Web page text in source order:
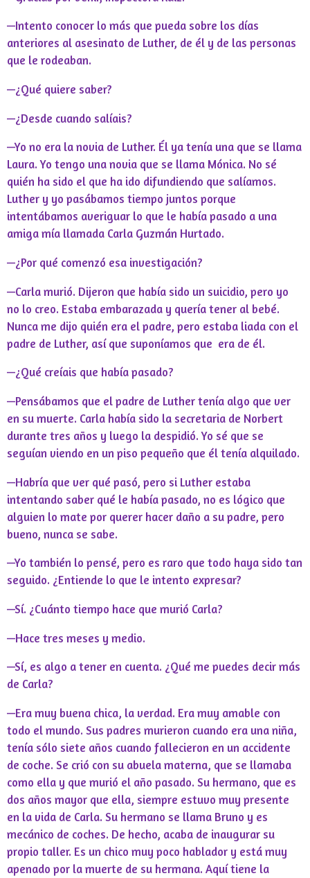
—Intento conocer lo más que pueda sobre los días
anteriores al asesinato de Luther, de él y de las personas
que le rodeaban.
—¿Qué quiere saber?
—¿Desde cuando salíais?
—Yo no era la novia de Luther. Él ya tenía una que se llama
Laura. Yo tengo una novia que se llama Mónica. No sé
quién ha sido el que ha ido difundiendo que salíamos.
Luther y yo pasábamos tiempo juntos porque
intentábamos averiguar lo que le había pasado a una
amiga mía llamada Carla Guzmán Hurtado.
—¿Por qué comenzó esa investigación?
—Carla murió. Dijeron que había sido un suicidio, pero yo
no lo creo. Estaba embarazada y quería tener al bebé.
Nunca me dijo quién era el padre, pero estaba liada con el
padre de Luther, así que suponíamos que era de él.
—¿Qué creíais que había pasado?
—Pensábamos que el padre de Luther tenía algo que ver
en su muerte. Carla había sido la secretaria de Norbert
durante tres años y luego la despidió. Yo sé que se
seguían viendo en un piso pequeño que él tenía alquilado.
—Habría que ver qué pasó, pero si Luther estaba
intentando saber qué le había pasado, no es lógico que
alguien lo mate por querer hacer daño a su padre, pero
bueno, nunca se sabe.
—Yo también lo pensé, pero es raro que todo haya sido tan
seguido. ¿Entiende lo que le intento expresar?
—Sí. ¿Cuánto tiempo hace que murió Carla?
—Hace tres meses y medio.
—Sí, es algo a tener en cuenta. ¿Qué me puedes decir más
de Carla?
—Era muy buena chica, la verdad. Era muy amable con
todo el mundo. Sus padres murieron cuando era una niña,
tenía sólo siete años cuando fallecieron en un accidente
de coche. Se crió con su abuela materna, que se llamaba
como ella y que murió el año pasado. Su hermano, que es
dos años mayor que ella, siempre estuvo muy presente
en la vida de Carla. Su hermano se llama Bruno y es
mecánico de coches. De hecho, acaba de inaugurar su
propio taller. Es un chico muy poco hablador y está muy
apenado por la muerte de su hermana. Aquí tiene la